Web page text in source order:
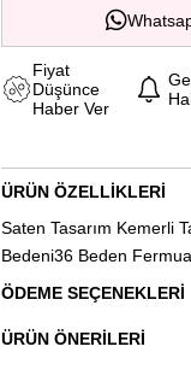
Fiyat
Düşünce
Haber Ver
ÜRÜN ÖZELLIKLERI
Saten Tasarım Kemerli
Bedeni36 Beden
ÖDEME SEÇENEKLERI
ÜRÜN ÖNERILERI